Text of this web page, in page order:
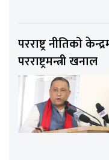
परराष्ट्र नीतिको
परराष्ट्रमन्त्री खनाल